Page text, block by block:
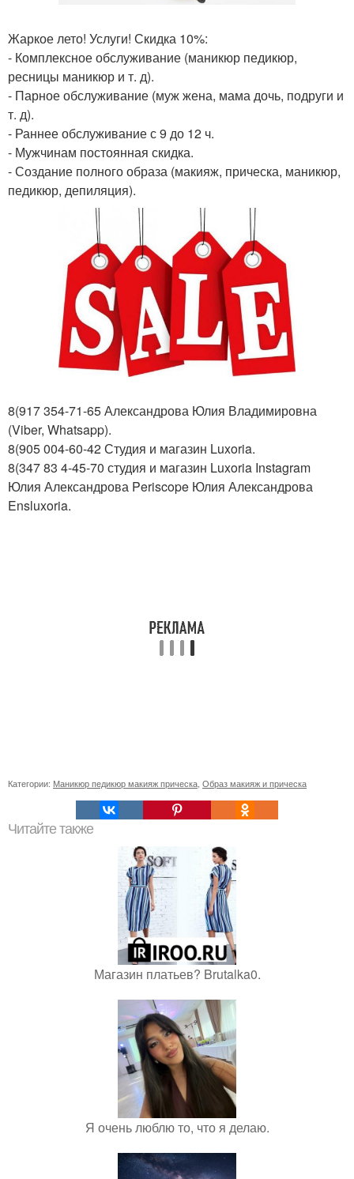
Жаркое лето! Услуги! Скидка 10%:
- Комплексное обслуживание (маникюр педикюр,
ресницы маникюр и т. д).
- Парное обслуживание (муж жена, мама дочь, подруги и
т. д).
- Раннее обслуживание с 9 до 12 ч.
- Мужчинам постоянная скидка.
- Создание полного образа (макияж, прическа, маникюр,
педикюр, депиляция).
8(917 354-71-65 Александрова Юлия Владимировна
(Viber, Whatsapp).
8(905 004-60-42 Студия и магазин Luxoria.
8(347 83 4-45-70 студия и магазин Luxoria Instagram
Юлия Александрова Periscope Юлия Александрова
Ensluxoria.
Категории: Маникюр педикюр макияж прическа Образ макияж и прическа
Читайте также
Магазин платьев? Brutalka0.
Я очень люблю то, что я делаю.